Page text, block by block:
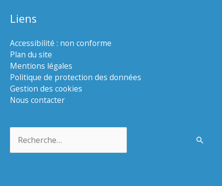
Liens
Accessibilité : non conforme
Plan du site
Mentions légales
Politique de protection des données
Gestion des cookies
Nous contacter